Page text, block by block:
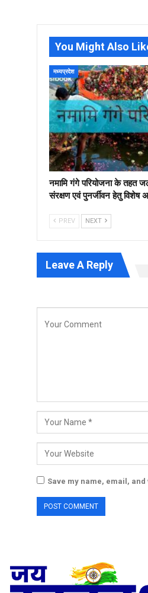
You Might Also
मध्यप्रदेश
नमामि गंगे परियोजना के तहत
संरक्षण एवं पुनर्जीवन हेतु विशेष
PREV NEXT
Leave A Reply
Save my name, email,